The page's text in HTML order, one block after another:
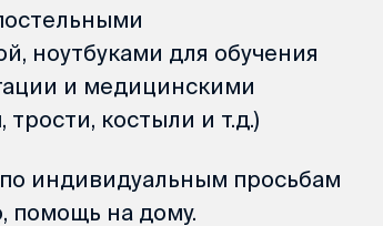
ноутбуками для обучения
и медицинскими
костыли и т.д.)
индивидуальным просьбам
помощь на дому.